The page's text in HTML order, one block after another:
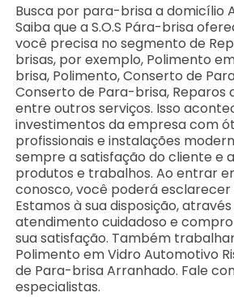
Busca por para-brisa a domicílio
Saiba que a S.O.S Pára-brisa
você precisa no segmento de
brisas, por exemplo, Polimento
brisa, Polimento, Conserto de
Conserto de Para-brisa, Reparos
entre outros serviços. Isso
investimentos da empresa com
profissionais e instalações
sempre a satisfação do cliente e
produtos e trabalhos. Ao entrar
conosco, você poderá esclarecer
Estamos à sua disposição,
atendimento cuidadoso e
sua satisfação. Também
Polimento em Vidro Automotivo
de Para-brisa Arranhado. Fale
especialistas.